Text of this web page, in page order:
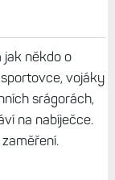
by se měla
lidi vypotí,